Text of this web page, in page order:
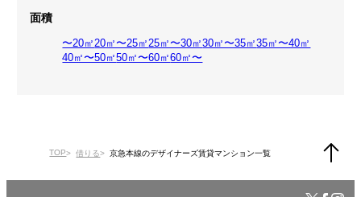
面積
〜20㎡ 20㎡〜25㎡ 25㎡〜30㎡30㎡〜35㎡35㎡〜40㎡
40㎡〜50㎡50㎡〜60㎡60㎡〜
TOP 借りる 京急本線のデザイナーズ賃貸マンション一覧